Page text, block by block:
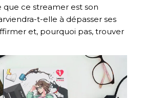
que ce streamer est son
t-elle à dépasser ses
et, pourquoi pas, trouver